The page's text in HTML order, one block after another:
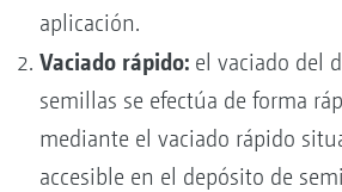
aplicación.
Vaciado rápido: el vaciado del
semillas se efectúa de forma
mediante el vaciado rápido
accesible en el depósito de